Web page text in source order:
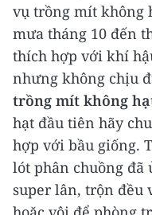
vụ trồng mít không
mưa tháng 10 đến
thích hợp với khí
nhưng không chịu
trồng mít không
hạt đầu tiên hãy
hợp với bầu giống.
lót phân chuồng đã
super lân, trộn đều